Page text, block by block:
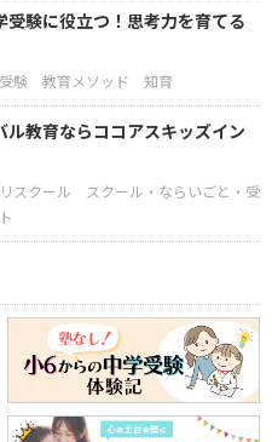
受験に役立つ！思考力を育てる
験 教育メソッド 知育
ル教育ならココアスキッズイン
スクール
スクール・ならいごと・受